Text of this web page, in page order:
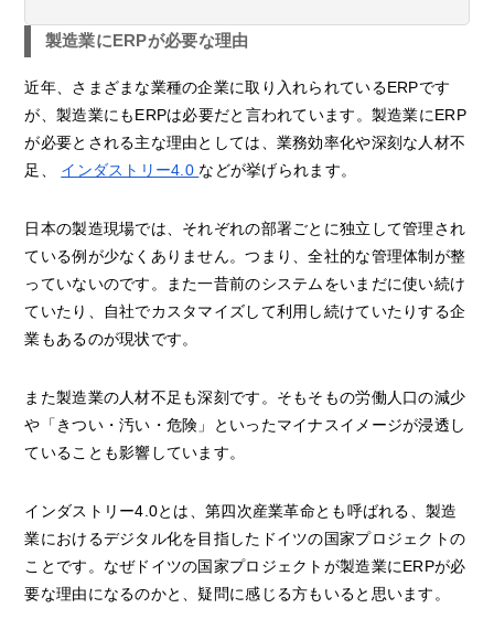
製造業にERPが必要な理由
近年、さまざまな業種の企業に取り入れられているERPです
が、製造業にもERPは必要だと言われています。製造業にERP
が必要とされる主な理由としては、業務効率化や深刻な人材不
足、 インダストリー4.0 などが挙げられます。
日本の製造現場では、それぞれの部署ごとに独立して管理され
ている例が少なくありません。つまり、全社的な管理体制が整
っていないのです。また一昔前のシステムをいまだに使い続け
ていたり、自社でカスタマイズして利用し続けていたりする企
業もあるのが現状です。
また製造業の人材不足も深刻です。そもそもの労働人口の減少
や「きつい・汚い・危険」といったマイナスイメージが浸透し
ていることも影響しています。
インダストリー4.0とは、第四次産業革命とも呼ばれる、製造
業におけるデジタル化を目指したドイツの国家プロジェクトの
ことです。なぜドイツの国家プロジェクトが製造業にERPが必
要な理由になるのかと、疑問に感じる方もいると思います。